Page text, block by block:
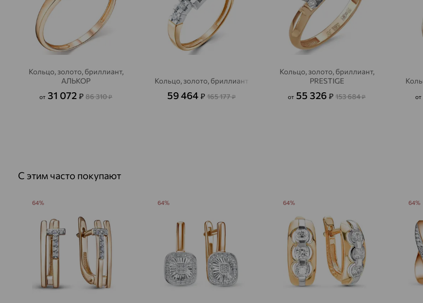
Кольцо, золото, бриллиант,
АЛЬКОР
от 31 072 ₽ 86 310₽
Кольцо, золото, бриллиант
59 464 ₽ 165 177₽
Кольцо, золото, бриллиант,
PRESTIGE
от 55 326 ₽ 153 684₽ от
С этим часто покупают
64% 64% 64% 64%
доставка